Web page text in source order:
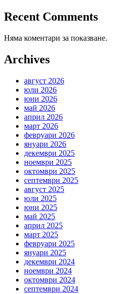
Recent Comments
Няма коментари за показване.
Archives
август 2026
юли 2026
юни 2026
май 2026
април 2026
март 2026
февруари 2026
януари 2026
декември 2025
ноември 2025
октомври 2025
септември 2025
август 2025
юли 2025
юни 2025
май 2025
април 2025
март 2025
февруари 2025
януари 2025
декември 2024
ноември 2024
октомври 2024
септември 2024